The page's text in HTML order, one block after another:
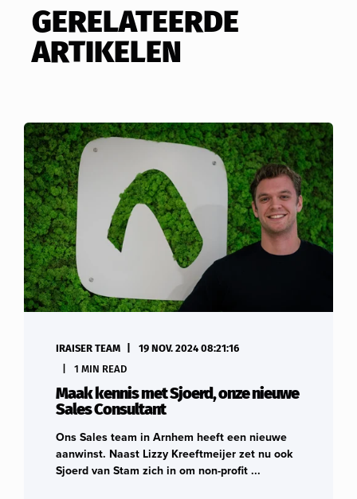
GERELATEERDE
ARTIKELEN
IRAISER TEAM
19 NOV. 2024 08:21:16
1 MIN READ
Maak kennis met Sjoerd, onze nieuwe
Sales Consultant
Ons Sales team in Arnhem heeft een nieuwe
aanwinst. Naast Lizzy Kreeftmeijer zet nu ook
Sjoerd van Stam zich in om non-profit ...